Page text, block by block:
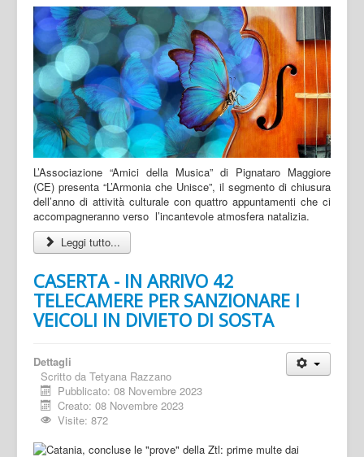
L’Associazione “Amici della Musica” di Pignataro Maggiore
(CE) presenta “L’Armonia che Unisce”, il segmento di chiusura
dell’anno di attività culturale con quattro appuntamenti che ci
accompagneranno verso l’incantevole atmosfera natalizia.
Leggi tutto...
CASERTA - IN ARRIVO 42
TELECAMERE PER SANZIONARE I
VEICOLI IN DIVIETO DI SOSTA
Dettagli
Scritto da Tetyana Razzano
Pubblicato: 08 Novembre 2023
Creato: 08 Novembre 2023
Visite: 872